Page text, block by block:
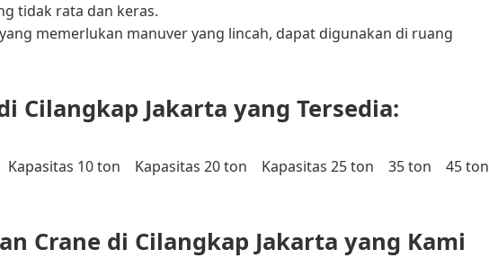
tidak rata dan keras.
memerlukan manuver yang lincah, dapat digunakan di ruang
Cilangkap Jakarta yang Tersedia:
Kapasitas 10 ton Kapasitas 20 ton Kapasitas 25 ton 35 ton
45 ton
Crane di Cilangkap Jakarta yang Kami